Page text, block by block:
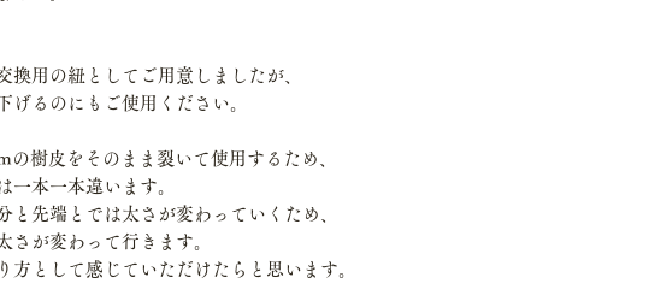
換用の紐としてご用意しましたが、
げるのにもご使用ください。
の樹皮をそのまま裂いて使用するため、
一本一本違います。
と先端とでは太さが変わっていくため、
さが変わって行きます。
方として感じていただけたらと思います。